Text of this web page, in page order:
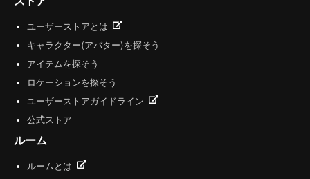
ユーザーストアとは
キャラクター(アバター)を探そう
アイテムを探そう
ロケーションを探そう
ユーザーストアガイドライン
公式ストア
ルーム
ルームとは